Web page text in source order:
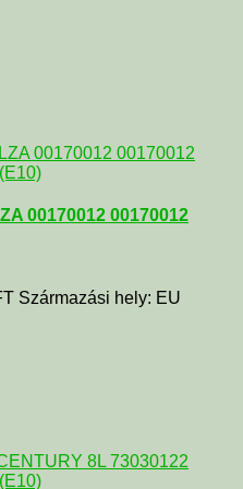
00170012 00170012
Származási hely: EU